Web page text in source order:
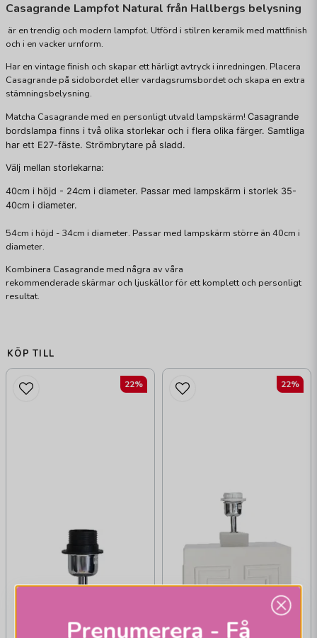
Casagrande Lampfot Natural från Hallbergs belysning
är en trendig och modern lampfot. Utförd i stilren keramik med mattfinish
och i en vacker urnform.
Har en vintage finish och skapar ett härligt avtryck i inredningen. Placera
Casagrande på sidobordet eller vardagsrumsbordet och skapa en extra
stämningsbelysning.
Matcha Casagrande med en personligt utvald lampskärm! Casagrande
bordslampa finns i två olika storlekar och i flera olika färger. Samtliga
har ett E27-fäste. Strömbrytare på sladd.
Välj mellan storlekarna:
40cm i höjd - 24cm i diameter. Passar med lampskärm i storlek 35-
40cm i diameter.
54cm i höjd - 34cm i diameter. Passar med lampskärm större än 40cm i
diameter.
Kombinera Casagrande med några av våra
rekommenderade skärmar och ljuskällor för ett komplett och personligt
resultat.
KÖP TILL
22% 22%
Prenumerera - Få